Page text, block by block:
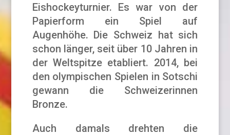
Eishockeyturnier. Es war von der
Papierform ein Spiel auf
Augenhöhe. Die Schweiz hat sich
schon länger, seit über 10 Jahren in
der Weltspitze etabliert. 2014, bei
den olympischen Spielen in Sotschi
gewann die Schweizerinnen
Bronze.
Auch damals drehten die